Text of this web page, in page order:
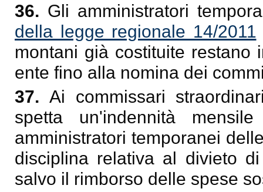
36. Gli amministratori
della legge regionale 14/2011
montani già costituite
ente fino alla nomina dei
37.Ai commissari
spetta un'indennità
amministratori temporanei
disciplina relativa al divieto
salvo il rimborso delle spese